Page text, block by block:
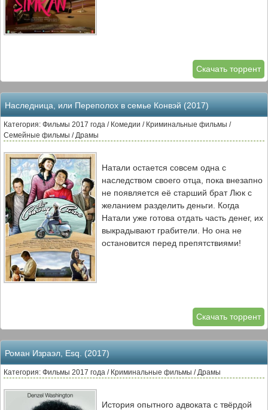
Скачать торрент
Наследница, или Переполох в семье Конвэй (2017)
Категория: Фильмы 2017 года / Комедии / Криминальные фильмы /
Семейные фильмы / Драмы
Натали остается совсем одна с
наследством своего отца, пока внезапно
не появляется её старший брат Люк с
желанием разделить деньги. Когда
Натали уже готова отдать часть денег, их
выкрадывают грабители. Но она не
остановится перед препятствиями!
Скачать торрент
Роман Израэл, Esq. (2017)
Категория: Фильмы 2017 года / Криминальные фильмы / Драмы
История опытного адвоката с твёрдой